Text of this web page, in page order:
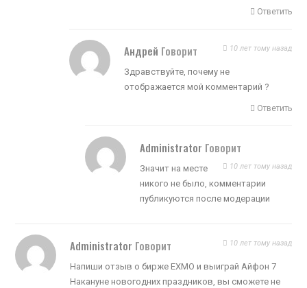
Ответить
Андрей Говорит 10 лет тому назад
Здравствуйте, почему не
отображается мой комментарий ?
Ответить
Administrator Говорит
10 лет тому назад
Значит на месте
никого не было, комментарии
публикуются после модерации
Administrator Говорит 10 лет тому назад
Напиши отзыв о бирже EXMO и выиграй Айфон 7
Накануне новогодних праздников, вы сможете не